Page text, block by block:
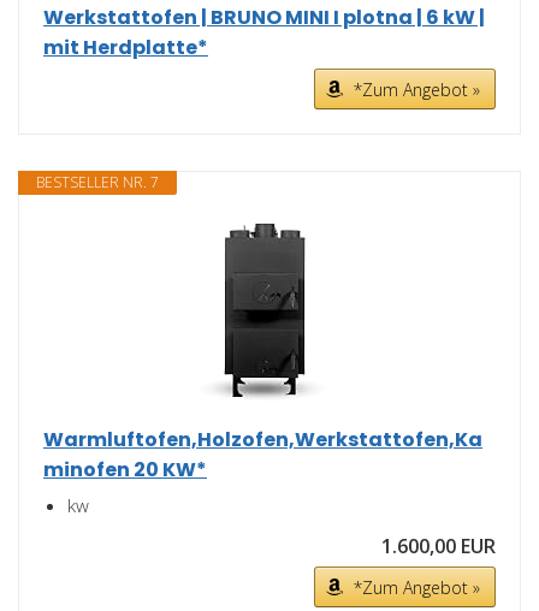
Werkstattofen | BRUNO MINI I plotna | 6 kW |
mit Herdplatte*
*Zum Angebot »
BESTSELLER NR. 7
Warmluftofen,Holzofen,Werkstattofen,Ka
minofen 20 KW*
kw
1.600,00 EUR
*Zum Angebot »